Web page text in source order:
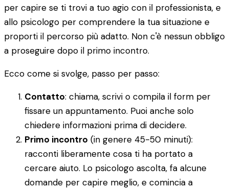
per capire se ti trovi a tuo agio con il professionista, e
allo psicologo per comprendere la tua situazione e
proporti il percorso più adatto. Non c'è nessun obbligo
a proseguire dopo il primo incontro.
Ecco come si svolge, passo per passo:
Contatto: chiama, scrivi o compila il form per
fissare un appuntamento. Puoi anche solo
chiedere informazioni prima di decidere.
Primo incontro (in genere 45-50 minuti):
racconti liberamente cosa ti ha portato a
cercare aiuto. Lo psicologo ascolta, fa alcune
domande per capire meglio, e comincia a